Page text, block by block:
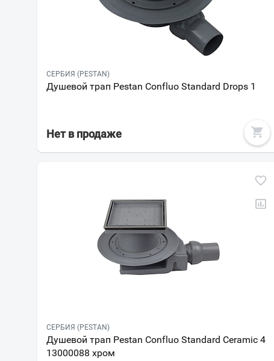
СЕРБИЯ (PESTAN)
Душевой трап Pestan Confluo Standard Drops 1
Нет в продаже
СЕРБИЯ (PESTAN)
Душевой трап Pestan Confluo Standard Ceramic 4
13000088 хром